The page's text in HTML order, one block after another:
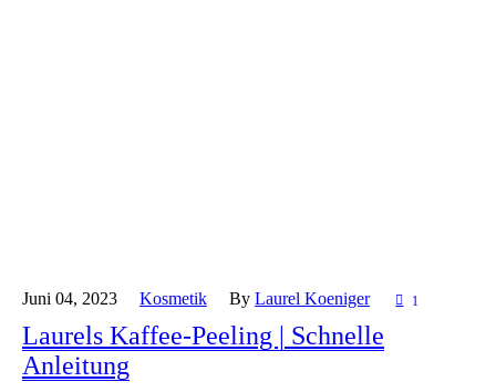
Juni 04, 2023 Kosmetik By Laurel Koeniger 1
Laurels Kaffee-Peeling | Schnelle
Anleitung